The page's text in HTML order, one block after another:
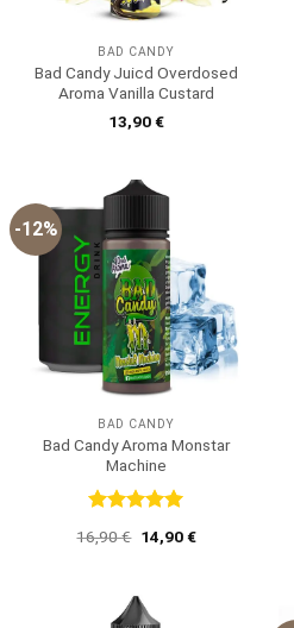
BAD CANDY
Bad Candy Juicd Overdosed
Aroma Vanilla Custard
13,90€
-12%
BAD CANDY
Bad Candy Aroma Monstar
Machine
Bewertet
mit 5 von
16,90€ Ursprünglicher
Preis
14,90€Aktueller